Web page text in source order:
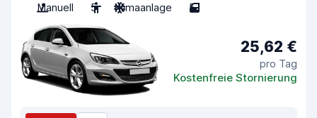
Manuell
5 Klimaanlage 5
25,62 €
pro Tag
Kostenfreie Stornierung